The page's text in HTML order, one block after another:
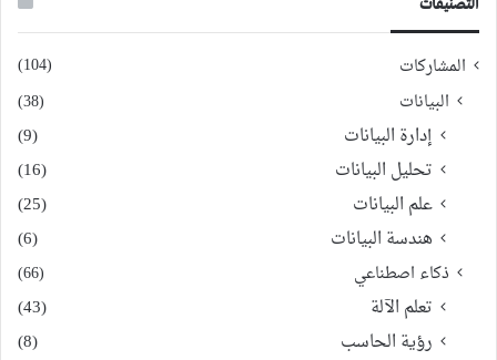
المشاركات (104)
البيانات (38)
إدارة البيانات
(9)
تحليل البيانات
(16)
علم البيانات
(25)
هندسة البيانات
(6)
ذكاء اصطناعي (66)
تعلم الآلة
(43)
رؤية الحاسب
(8)